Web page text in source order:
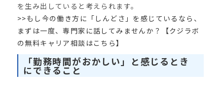
を生み出していると考えられます。
>>もし今の働き方に「しんどさ」を感じているなら、
まずは一度、専門家に話してみませんか？【クジラボ
の無料キャリア相談はこちら】
「勤務時間がおかしい」と感じるとき
にできること